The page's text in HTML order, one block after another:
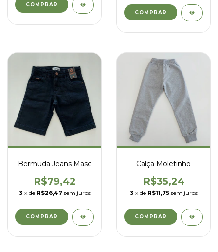
COMPRAR
COMPRAR
Bermuda Jeans Masc
R$79,42
3 x de R$26,47 sem juros
COMPRAR
Calça Moletinho
R$35,24
3 x de R$11,75 sem juros
COMPRAR